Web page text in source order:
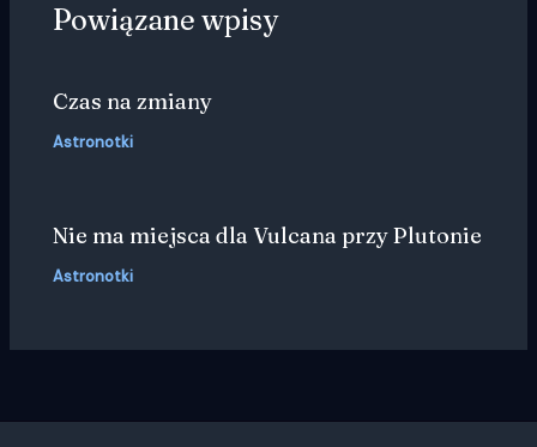
Powiązane wpisy
Czas na zmiany
Astronotki
Nie ma miejsca dla Vulcana przy Plutonie
Astronotki